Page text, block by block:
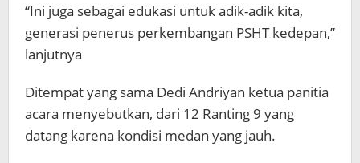
“Ini juga sebagai edukasi untuk adik-adik kita,
generasi penerus perkembangan PSHT kedepan,”
lanjutnya
Ditempat yang sama Dedi Andriyan ketua panitia
acara menyebutkan, dari 12 Ranting 9 yang
datang karena kondisi medan yang jauh.